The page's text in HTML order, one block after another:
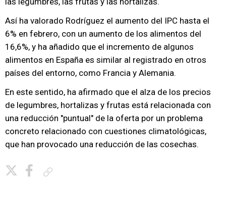
Así ha valorado Rodríguez el aumento del IPC hasta el
6% en febrero, con un aumento de los alimentos del
16,6%, y ha añadido que el incremento de algunos
alimentos en España es similar al registrado en otros
países del entorno, como Francia y Alemania.
En este sentido, ha afirmado que el alza de los precios
de legumbres, hortalizas y frutas está relacionada con
una reducción "puntual" de la oferta por un problema
concreto relacionado con cuestiones climatológicas,
que han provocado una reducción de las cosechas.